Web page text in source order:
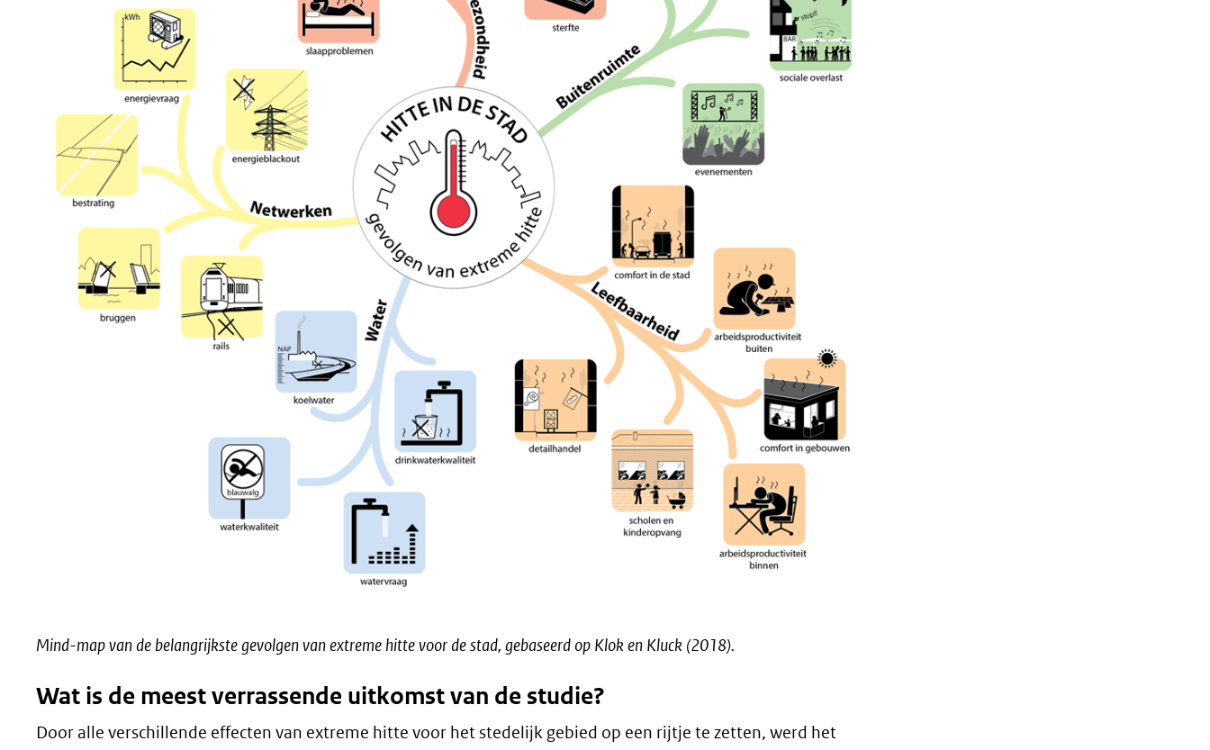
Mind-map van de belangrijkste gevolgen van extreme hitte voor de stad, gebaseerd op Klok en Kluck (2018).
Wat is de meest verrassende uitkomst van de studie?
Door alle verschillende effecten van extreme hitte voor het stedelijk gebied op een rijtje te zetten, werd het